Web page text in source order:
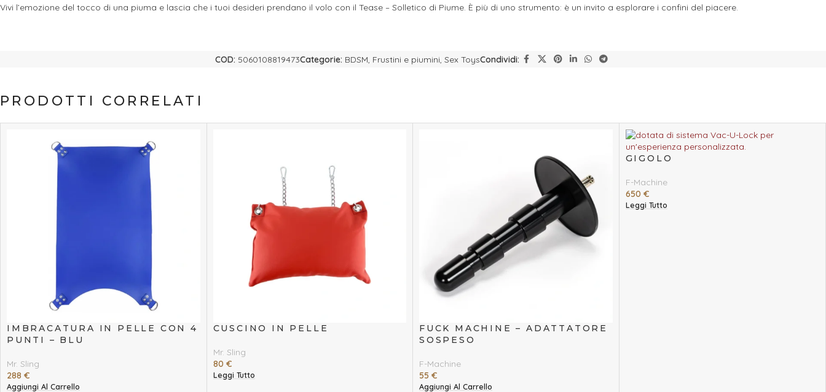
Vivi l’emozione del tocco di una piuma e lascia che i tuoi desideri prendano il volo con il Tease – Solletico di Piume. È più di uno strumento: è un invito a esplorare i confini del piacere.
COD: 5060108819473Categorie: BDSM Frustini e piumini Sex ToysCondividi:
PRODOTTI CORRELATI
IMBRACATURA IN PELLE CON 4
PUNTI – BLU
Mr. Sling
288 €
Aggiungi Al Carrello
CUSCINO IN PELLE
Mr. Sling
80 €
Leggi Tutto
FUCK MACHINE – ADATTATORE
SOSPESO
F-Machine
55 €
Aggiungi Al Carrello
GIGOLO
F-Machine
650 €
Leggi Tutto